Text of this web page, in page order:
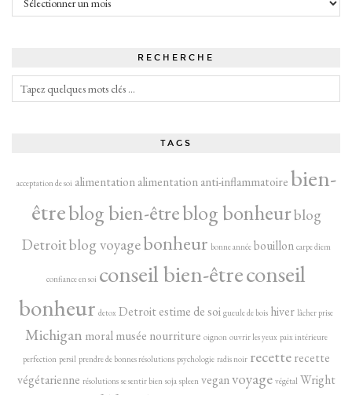
RECHERCHE
TAGS
acceptation de soi alimentation alimentation anti-inflammatoirebien-
êtreblog bien-êtreblog bonheurblog
Detroitblog voyagebonheur bonne année bouillon carpe diem
confiance en soi conseil bien-êtreconseil
bonheur detox Detroitestime de soi gueule de bois hiver lâcher prise
Michigan moral musée nourriture oignon ouvrir les yeux paix intérieure
perfection persil prendre de bonnes résolutions psychologie radis noir recette recette
végétarienne résolutions se sentir bien soja spleen veganvoyage végétal Wright